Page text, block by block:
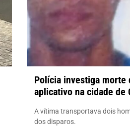
Polícia investiga morte
aplicativo na cidade de
A vítima transportava dois
dos disparos.